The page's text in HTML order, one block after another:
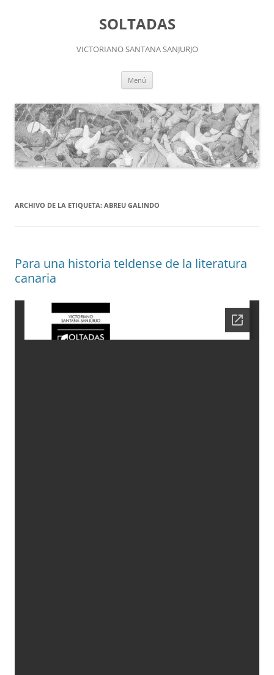
SOLTADAS
VICTORIANO SANTANA SANJURJO
Menú
ARCHIVO DE LA ETIQUETA: ABREU GALINDO
Para una historia teldense de la literatura
canaria